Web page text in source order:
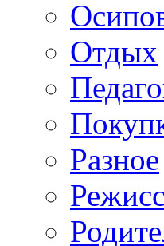
Отдых
Разное